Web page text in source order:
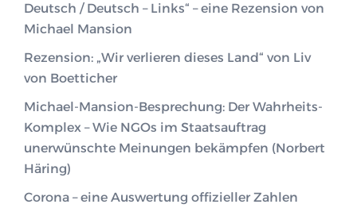
Deutsch / Deutsch – Links“ – eine Rezension von
Michael Mansion
Rezension: „Wir verlieren dieses Land“ von Liv
von Boetticher
Michael-Mansion-Besprechung: Der Wahrheits-
Komplex – Wie NGOs im Staatsauftrag
unerwünschte Meinungen bekämpfen (Norbert
Häring)
Corona – eine Auswertung offizieller Zahlen